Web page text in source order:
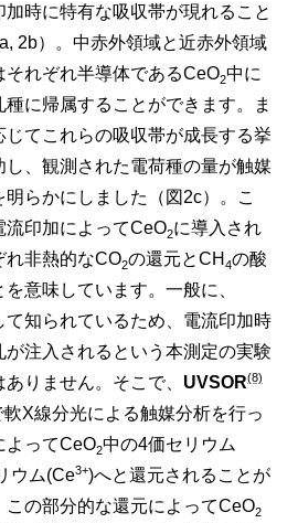
時に特有な吸収帯が現れること
2b）。中赤外領域と近赤外領域
それぞれ半導体であるCeO2中に
に帰属することができます。ま
てこれらの吸収帯が成長する挙
、観測された電荷種の量が触媒
らかにしました（図2c）。こ
流印加によってCeO2に導入され
れ非熱的なCO2の還元とCH 4の酸
意味しています。一般に、
て知られているため、電流印加時
注入されるという本測定の実験
りません。そこで、 UVSOR(8)
X線分光による触媒分析を行っ
よってCeO2中の4価セリウム
ウム(Ce3+)へと還元されることが
この部分的な還元によってCeO2